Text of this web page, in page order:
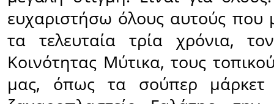
ευχαριστήσω όλους αυτούς που
τα τελευταία τρία χρόνια,
Κοινότητας Μύτικα, τους
μας, όπως τα σούπερ μάρκετ